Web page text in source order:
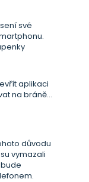
své
aplikaci
na bráně...
důvodu
vymazali